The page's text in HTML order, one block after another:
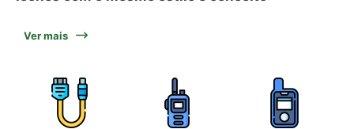
Ver mais